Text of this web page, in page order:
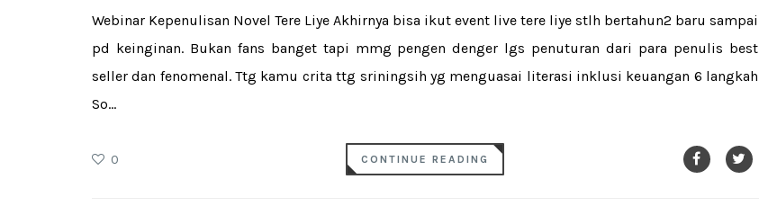
Webinar Kepenulisan Novel Tere Liye Akhirnya bisa ikut event live tere liye stlh bertahun2 baru sampai
pd keinginan. Bukan fans banget tapi mmg pengen denger lgs penuturan dari para penulis best
seller dan fenomenal. Ttg kamu crita ttg sriningsih yg menguasai literasi inklusi keuangan 6 langkah
So...
0 CONTINUE READING